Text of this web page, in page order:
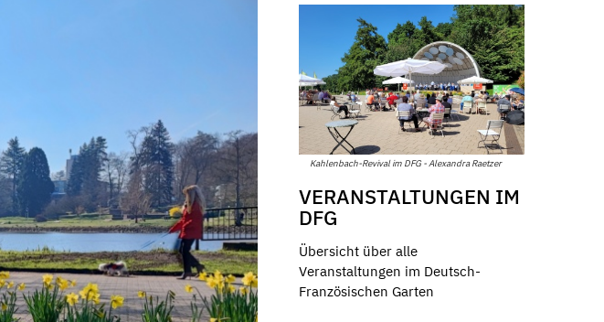
Kahlenbach-Revival im DFG - Alexandra Raetzer
VERANSTALTUNGEN IM
DFG
Übersicht über alle
Veranstaltungen im Deutsch-
Französischen Garten